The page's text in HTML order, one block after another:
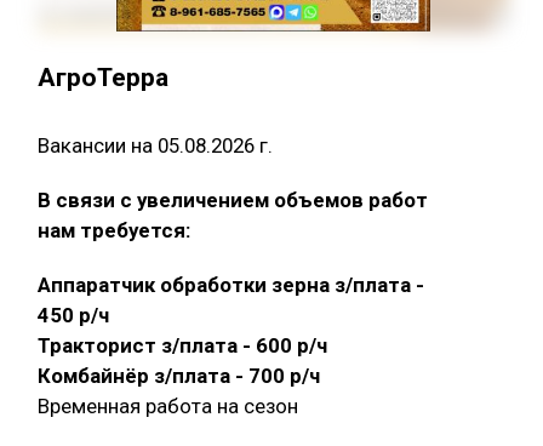
АгроТерра
Вакансии на 05.08.2026 г.
В связи с увеличением объемов работ
нам требуется:
Аппаратчик обработки зерна з/плата -
450 р/ч
Тракторист з/плата - 600 р/ч
Комбайнёр з/плата - 700 р/ч
Временная работа на сезон